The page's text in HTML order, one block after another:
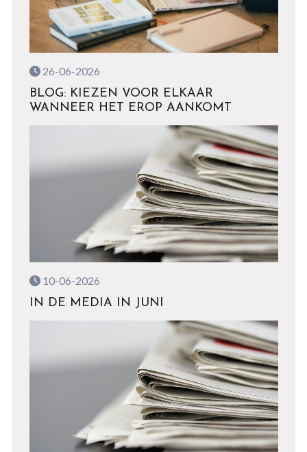
26-06-2026
BLOG: KIEZEN VOOR ELKAAR
WANNEER HET EROP AANKOMT
10-06-2026
IN DE MEDIA IN JUNI